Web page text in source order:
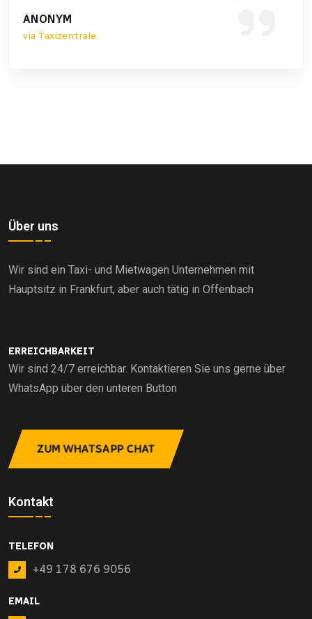
Über uns
Wir sind ein Taxi- und Mietwagen Unternehmen mit
Hauptsitz in Frankfurt, aber auch tätig in Offenbach
ERREICHBARKEIT
Wir sind 24/7 erreichbar. Kontaktieren Sie uns gerne über
WhatsApp über den unteren Button
ZUM WHATSAPP CHAT
Kontakt
TELEFON
+49 178 676 9056
EMAIL